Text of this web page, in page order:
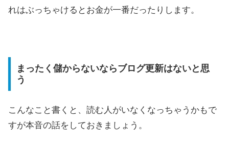
れはぶっちゃけるとお金が一番だったりします。
まったく儲からないならブログ更新はないと思
う
こんなこと書くと、読む人がいなくなっちゃうかもで
すが本音の話をしておきましょう。